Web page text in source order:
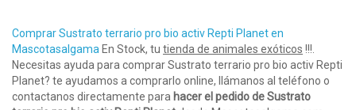
Comprar Sustrato terrario pro bio activ Repti Planet en
Mascotasalgama En Stock, tu tienda de animales exóticos !!!.
Necesitas ayuda para comprar Sustrato terrario pro bio activ Repti
Planet? te ayudamos a comprarlo online, llámanos al teléfono o
contactanos directamente para hacer el pedido de Sustrato